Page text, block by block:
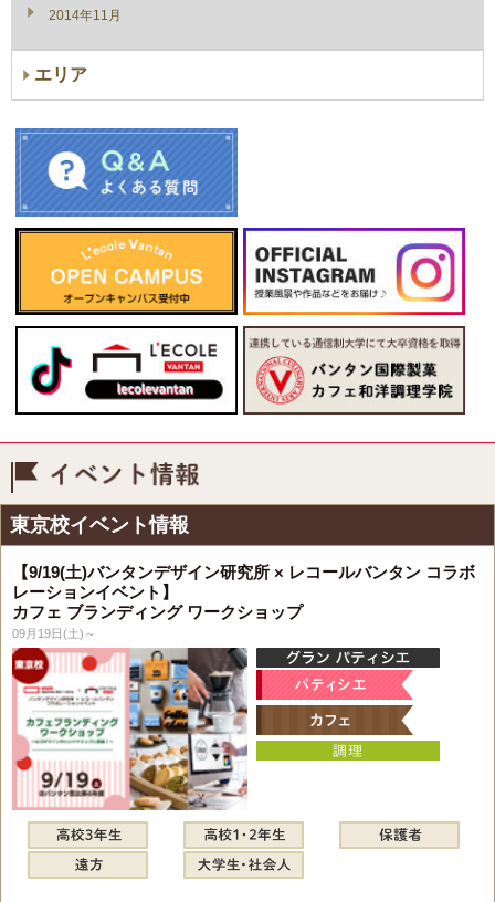
2014年11月
エリア
東京校イベント情報
【9/19(土)バンタンデザイン研究所 × レコールバンタン コラボ
レーションイベント】
カフェ ブランディング ワークショップ
09月19日(土)～